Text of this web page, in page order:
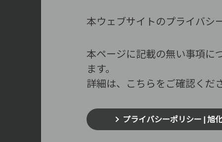
本ウェブサイトのプライバシ
本ページに記載の無い事項に
ます。
詳細は、こちらをご確認くださ
プライバシーポリシー | 旭